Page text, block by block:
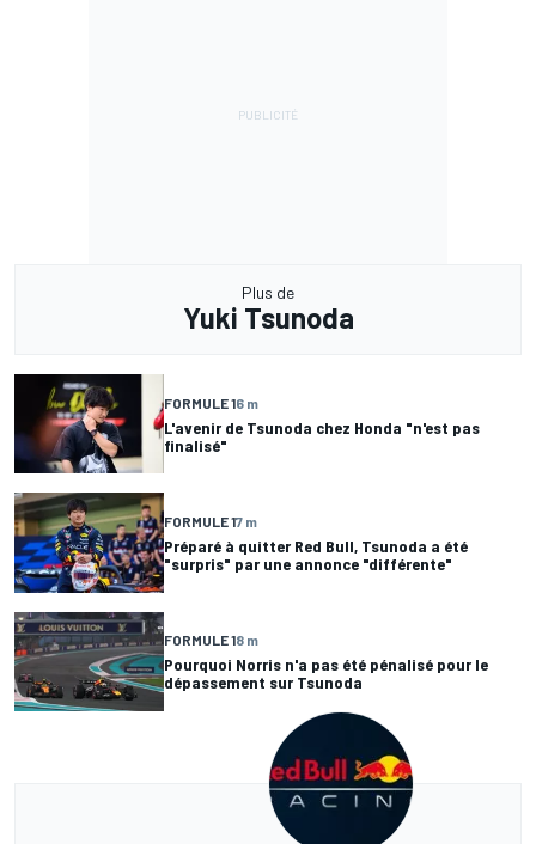
Plus de
Yuki Tsunoda
FORMULE 16 m
L'avenir de Tsunoda chez Honda "n'est pas
finalisé"
FORMULE 17 m
Préparé à quitter Red Bull, Tsunoda a été
"surpris" par une annonce "différente"
FORMULE 18 m
Pourquoi Norris n'a pas été pénalisé pour le
dépassement sur Tsunoda